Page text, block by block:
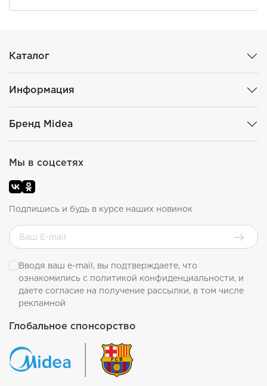
Каталог
Информация
Бренд Midea
Глобальное спонсорство
Мы в соцсетях
Подпишись и будь в курсе наших новинок
Вводя ваш e-mail, вы подтверждаете, что
ознакомились с политикой конфиденциальности, и
даете согласие на получение рассылки, в том числе
рекламной